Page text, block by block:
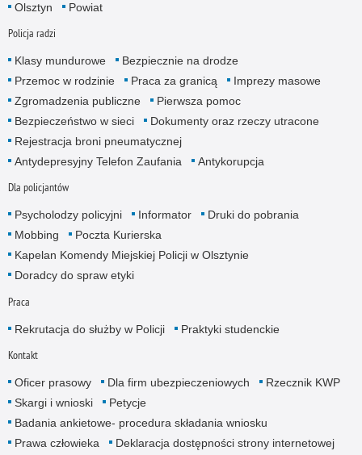
Olsztyn Powiat
Policja radzi
Klasy mundurowe
Bezpiecznie na drodze
Przemoc w rodzinie
Praca za granicą
Imprezy masowe
Zgromadzenia publiczne
Pierwsza pomoc
Bezpieczeństwo w sieci
Dokumenty oraz rzeczy utracone
Rejestracja broni pneumatycznej
Antydepresyjny Telefon Zaufania
Antykorupcja
Dla policjantów
Psycholodzy policyjni Informator
Druki do pobrania
Mobbing
Poczta Kurierska
Kapelan Komendy Miejskiej Policji w Olsztynie
Doradcy do spraw etyki
Praca
Rekrutacja do służby w Policji Praktyki studenckie
Kontakt
Oficer prasowy Dla firm ubezpieczeniowych
Rzecznik KWP
Skargi i wnioski
Petycje
Badania ankietowe- procedura składania wniosku
Prawa człowieka
Deklaracja dostępności strony internetowej